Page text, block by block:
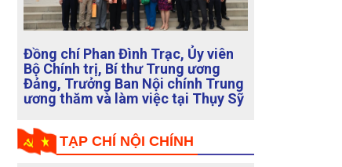
Ban Chỉ đạo Trung ương về phòng,
chống tham nhũng, tiêu cực sơ kết
phòng, chống tham nhũng, tiêu
cực cấp tỉnh
TẠP CHÍ NỘI CHÍNH